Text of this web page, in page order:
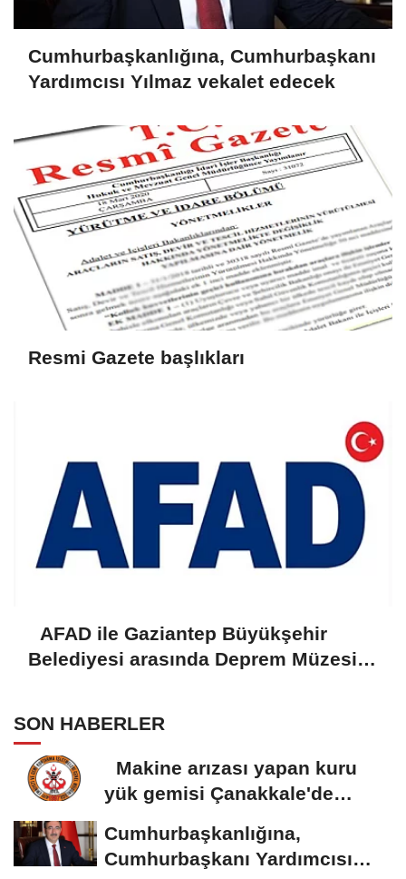
Cumhurbaşkanlığına, Cumhurbaşkanı
Yardımcısı Yılmaz vekalet edecek
Resmi Gazete başlıkları
AFAD ile Gaziantep Büyükşehir
Belediyesi arasında Deprem Müzesi
SON HABERLER
Makine arızası yapan kuru
yük gemisi Çanakkale'de
Cumhurbaşkanlığına,
Cumhurbaşkanı Yardımcısı